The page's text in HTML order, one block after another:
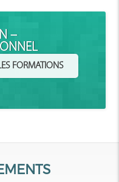
–
FORMATIONS